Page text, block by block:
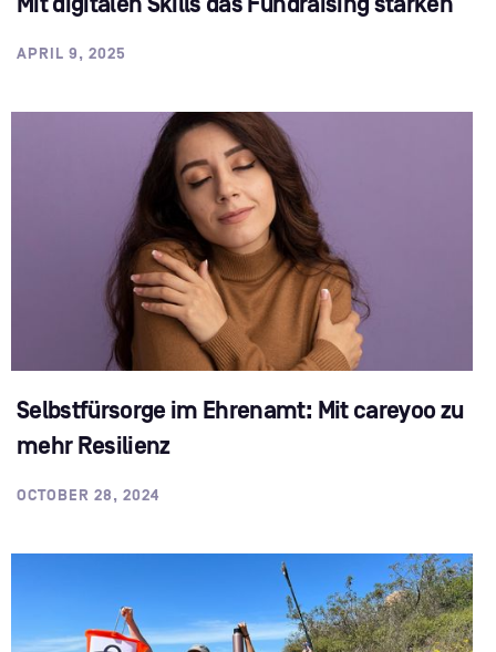
APRIL 9, 2025
Selbstfürsorge im Ehrenamt: Mit careyoo zu
mehr Resilienz
OCTOBER 28, 2024